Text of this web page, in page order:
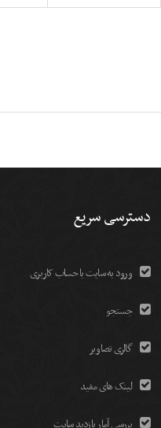
دسترسی سریع
ورود به سایت با حساب کاربری
جستجو
گالری تصاویر
لینک های مفید